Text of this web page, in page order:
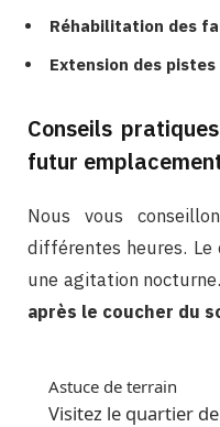
Réhabilitation des
Extension des
Conseils
futur
Nous vous
différentes heures. Le
une agitation nocturne.
après le coucher du
Astuce de terrain
Visitez le quartier